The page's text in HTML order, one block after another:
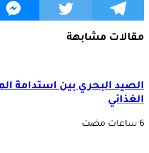
مقالات مشابهة
الصيد البحري بين استدامة
الغذائي